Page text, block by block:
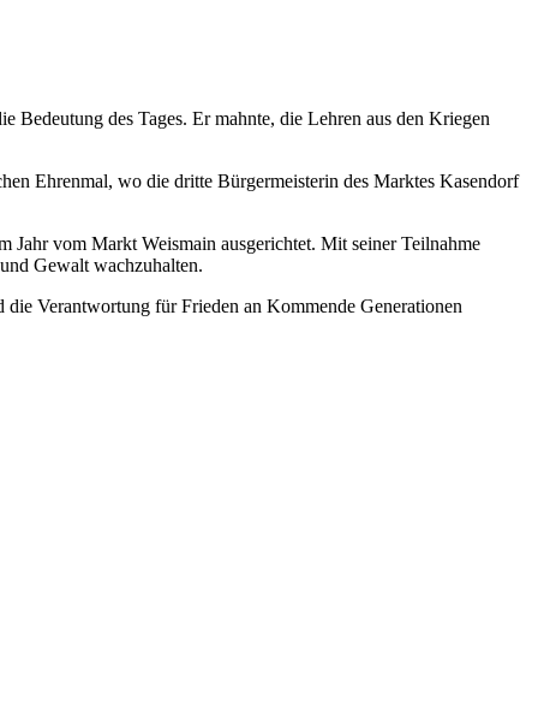
des Tages. Er mahnte, die Lehren aus den Kriegen
Ehrenmal, wo die dritte Bürgermeisterin des Marktes Kasendorf
Jahr vom Markt Weismain ausgerichtet. Mit seiner Teilnahme
Gewalt wachzuhalten.
Verantwortung für Frieden an Kommende Generationen